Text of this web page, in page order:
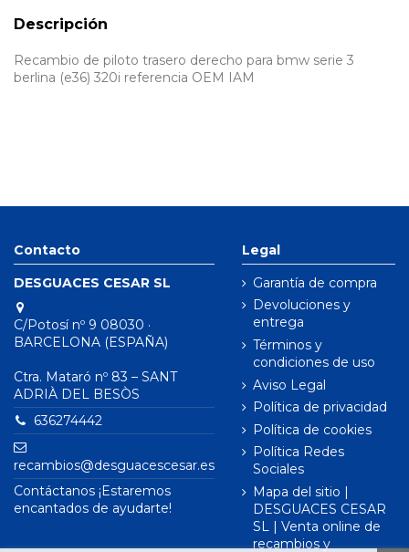
Descripción
Recambio de piloto trasero derecho para bmw serie 3
berlina (e36) 320i referencia OEM IAM
Contacto
DESGUACES CESAR SL
C/Potosí nº 9 08030 ·
BARCELONA (ESPAÑA)
Ctra. Mataró nº 83 – SANT
ADRIÀ DEL BESÒS
636274442
recambios@desguacescesar.es
Contáctanos ¡Estaremos
encantados de ayudarte!
Legal
Garantía de compra
Devoluciones y
entrega
Términos y
condiciones de uso
Aviso Legal
Política de privacidad
Política de cookies
Política Redes
Sociales
Mapa del sitio |
DESGUACES CESAR
SL | Venta online de
recambios y